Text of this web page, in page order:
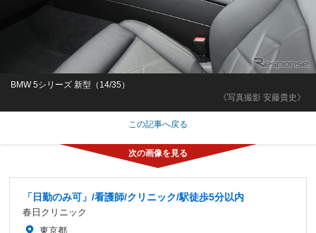
《写真撮影 安藤貴史》
BMW 5シリーズ 新型（14/35）
この記事へ戻る
「日勤のみ可」/看護師/クリニック/駅徒歩5分以内
春日クリニック
東京都